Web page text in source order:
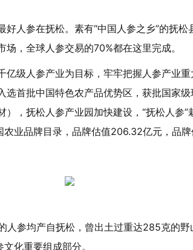
人参在抚松。素有“中国人参之乡”的抚
，全球人参交易的70%都在这里完成。
亿级人参产业为目标，牢牢把握人参产业
选首批中国特色农产品优势区，获批国家
，抚松人参产业园加快建设，“抚松人参
业品牌目录，品牌估值206.32亿元，品牌
人参均产自抚松，曾出土过重达285克的
化重要组成部分。